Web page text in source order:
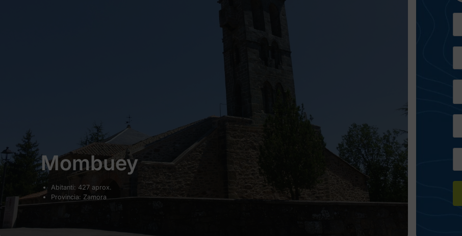
Mombuey
Abitanti: 427 aprox.
Provincia: Zamora